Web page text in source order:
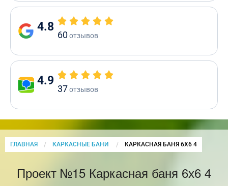
4.8
60отзывов
4.9
37отзывов
ГЛАВНАЯ КАРКАСНЫЕ БАНИ CURRENT:
КАРКАСНАЯ БАНЯ 6Х6 4
Проект №15 Каркасная баня 6х6 4